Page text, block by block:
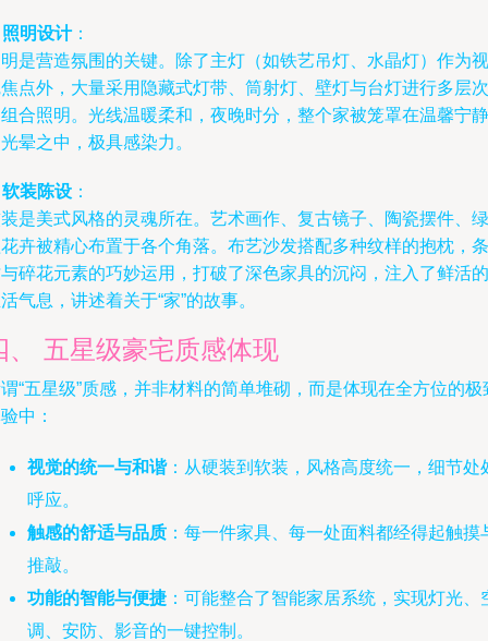
照明设计：
是营造氛围的关键。除了主灯（如铁艺吊灯、水晶灯）作为视
点外，大量采用隐藏式灯带、筒射灯、壁灯与台灯进行多层次
合照明。光线温暖柔和，夜晚时分，整个家被笼罩在温馨宁静
晕之中，极具感染力。
软装陈设 ：
是美式风格的灵魂所在。艺术画作、复古镜子、陶瓷摆件、绿
卉被精心布置于各个角落。布艺沙发搭配多种纹样的抱枕，条
碎花元素的巧妙运用，打破了深色家具的沉闷，注入了鲜活的
气息，讲述着关于“家”的故事。
、 五星级豪宅质感体现
“五星级”质感，并非材料的简单堆砌，而是体现在全方位的极
中：
视觉的统一与和谐：从硬装到软装，风格高度统一，细节处
呼应。
触感的舒适与品质 ：每一件家具、每一处面料都经得起触摸
推敲。
功能的智能与便捷 ：可能整合了智能家居系统，实现灯光、
调、安防、影音的一键控制。